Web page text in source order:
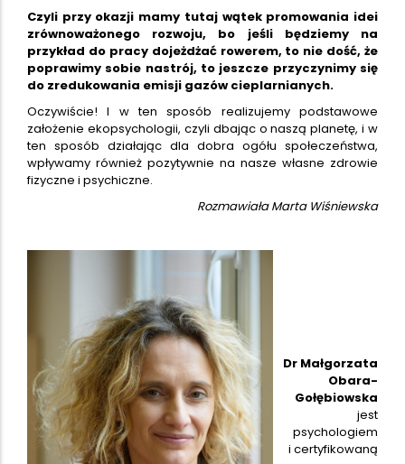
Czyli przy okazji mamy tutaj wątek promowania idei
zrównoważonego rozwoju, bo jeśli będziemy na
przykład do pracy dojeżdżać rowerem, to nie dość, że
poprawimy sobie nastrój, to jeszcze przyczynimy się
do zredukowania emisji gazów cieplarnianych.
Oczywiście! I w ten sposób realizujemy podstawowe
założenie ekopsychologii, czyli dbając o naszą planetę, i w
ten sposób działając dla dobra ogółu społeczeństwa,
wpływamy również pozytywnie na nasze własne zdrowie
fizyczne i psychiczne.
Rozmawiała Marta Wiśniewska
Dr Małgorzata
Obara-
Gołębiowska
jest
psychologiem
i certyfikowaną